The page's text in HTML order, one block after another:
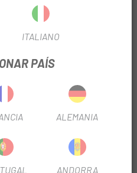
DEL PRODUCTO
-15%
ITALIANO
PAÍS
ALEMANIA
ANDORRA